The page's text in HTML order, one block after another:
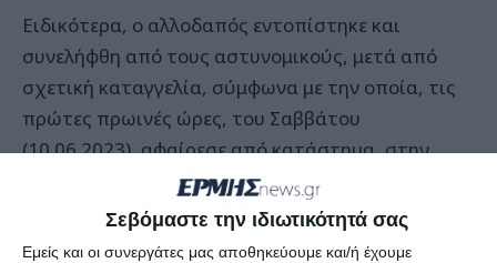
Σεβόμαστε την ιδιωτικότητά σας
Εμείς και οι συνεργάτες μας αποθηκεύουμε και/ή έχουμε
Ειδικότερα, ο αλλοδαπός εντοπίστηκε και
συνελήφθη από τους αστυνομικούς, μετά από
σχετική καταγγελία, σύμφωνα με την οποία, τις
πρώτες πρωινές ώρες, του Σαββάτου
(10.06.2023), αφαίρεσε από κατάστημα, στην
περιοχή του Λαγανά, γυαλιά οράσεως αξίας -250-
ευρώ, τα οποία βρέθηκαν στην κατοχή του και
επιστράφηκαν στην κάτοχό τους.